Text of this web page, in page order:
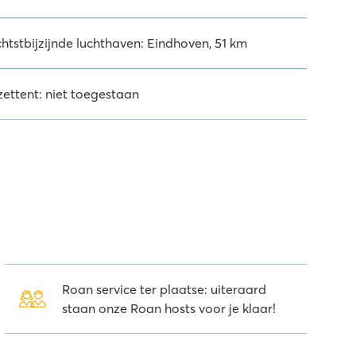
luchthaven: Eindhoven, 51 km
niet toegestaan
Roan service ter plaatse: uiteraard
staan onze Roan hosts voor je klaar!